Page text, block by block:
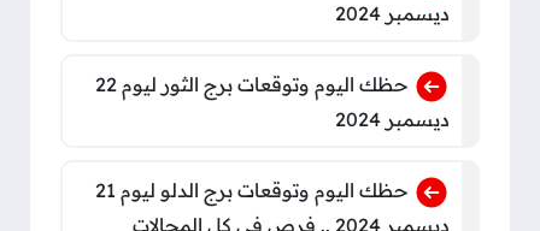
ديسمبر 2024
حظك اليوم وتوقعات برج الثور ليوم 22
ديسمبر 2024
حظك اليوم وتوقعات برج الدلو ليوم 21
ديسمبر 2024 .. فرص في كل المجالات